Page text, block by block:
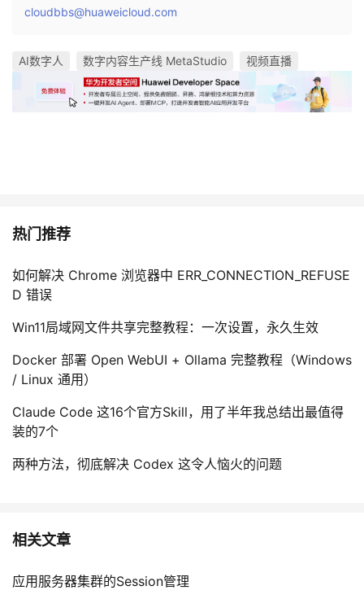
cloudbbs@huaweicloud.com
AI数字人 数字内容生产线 MetaStudio 视频直播
热门推荐
如何解决 Chrome 浏览器中 ERR_CONNECTION_REFUSE
D 错误
Win11局域网文件共享完整教程：一次设置，永久生效
Docker 部署 Open WebUI + Ollama 完整教程（Windows
/ Linux 通用）
Claude Code 这16个官方Skill，用了半年我总结出最值得
装的7个
两种方法，彻底解决 Codex 这令人恼火的问题
相关文章
应用服务器集群的Session管理